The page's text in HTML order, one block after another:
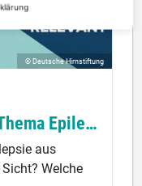
© Deutsche Hirnstiftung
Neue Podcastfolge zum Thema Epilepsie
aus
Welche